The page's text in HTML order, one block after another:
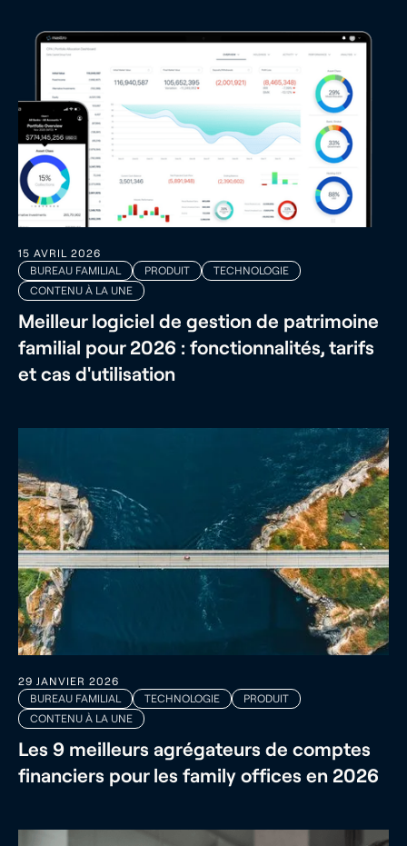
15 AVRIL 2026
BUREAU FAMILIAL
PRODUIT
TECHNOLOGIE
CONTENU À LA UNE
Meilleur logiciel de gestion de patrimoine
familial pour 2026 : fonctionnalités, tarifs
et cas d'utilisation
29 JANVIER 2026
BUREAU FAMILIAL
TECHNOLOGIE
PRODUIT
CONTENU À LA UNE
Les 9 meilleurs agrégateurs de comptes
financiers pour les family offices en 2026